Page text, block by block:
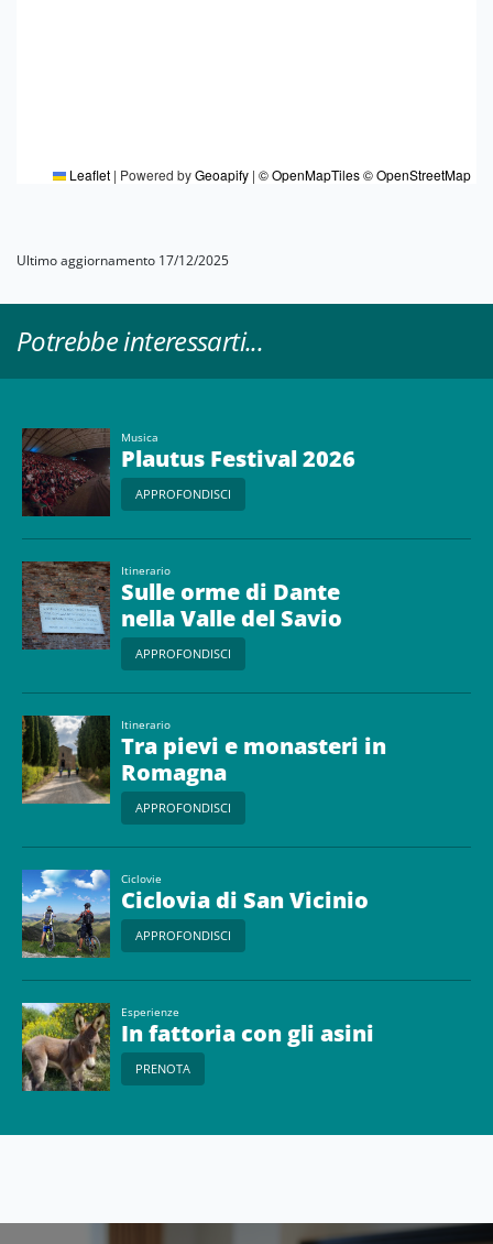
Leaflet | Powered byGeoapify | © OpenMapTiles© OpenStreetMap
Ultimo aggiornamento 17/12/2025
Potrebbe interessarti...
Musica
Plautus Festival 2026
APPROFONDISCI
Itinerario
Sulle orme di Dante
nella Valle del Savio
APPROFONDISCI
Itinerario
Tra pievi e monasteri in
Romagna
APPROFONDISCI
Ciclovie
Ciclovia di San Vicinio
APPROFONDISCI
Esperienze
In fattoria con gli asini
PRENOTA